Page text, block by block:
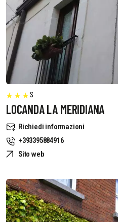
S
LOCANDA LA MERIDIANA
Richiedi informazioni
+393395884916
Sito web